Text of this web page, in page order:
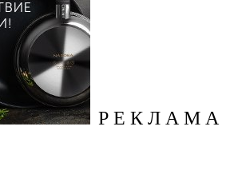
Р Е К Л А М А